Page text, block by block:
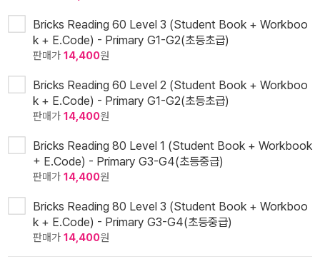
Bricks Reading 60 Level 3 (Student Book + Workboo
k + E.Code) - Primary G1-G2(초등초급)
판매가 14,400원
Bricks Reading 60 Level 2 (Student Book + Workboo
k + E.Code) - Primary G1-G2(초등초급)
판매가 14,400원
Bricks Reading 80 Level 1 (Student Book + Workbook
+ E.Code) - Primary G3-G4(초등중급)
판매가 14,400원
Bricks Reading 80 Level 3 (Student Book + Workboo
k + E.Code) - Primary G3-G4(초등중급)
판매가 14,400원